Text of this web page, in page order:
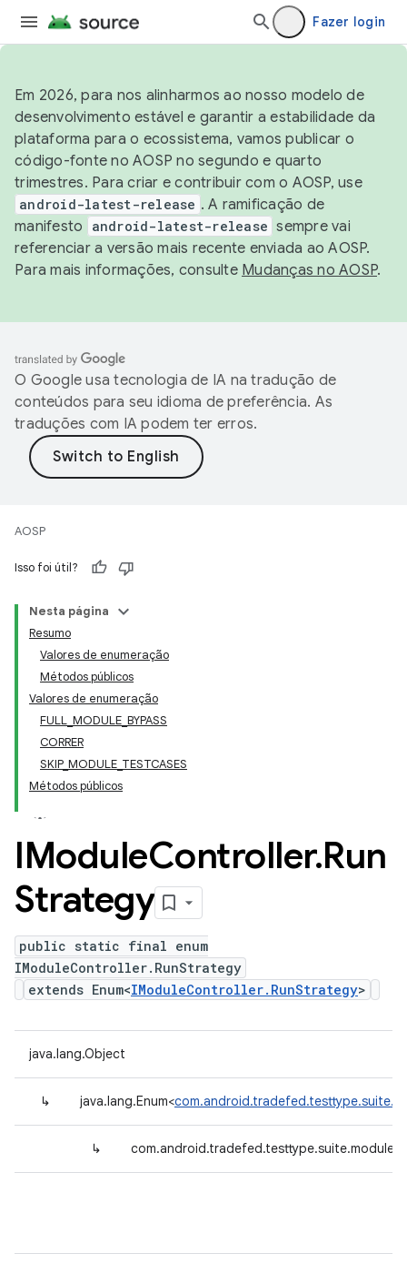
Fazer login
Em 2026, para nos alinharmos ao nosso modelo de
desenvolvimento estável e garantir a estabilidade da
plataforma para o ecossistema, vamos publicar o
código-fonte no AOSP no segundo e quarto
trimestres. Para criar e contribuir com o AOSP, use
android-latest-release . A ramificação de
manifesto
android-latest-release sempre vai
referenciar a versão mais recente enviada ao AOSP.
Para mais informações, consulte Mudanças no AOSP.
O Google usa tecnologia de IA na tradução de
conteúdos para seu idioma de preferência. As
traduções com IA podem ter erros.
AOSP
Isso foi útil?
Nesta página
Resumo
Valores de enumeração
Métodos públicos
Valores de enumeração
FULL_MODULE_BYPASS
CORRER
SKIP_MODULE_TESTCASES
Métodos públicos
IModuleController.Run
Strategy
public static final enum
IModuleController.RunStrategy
extends Enum<IModuleController.RunStrategy>
java.lang.Object
↳ java.lang.Enum<
↳